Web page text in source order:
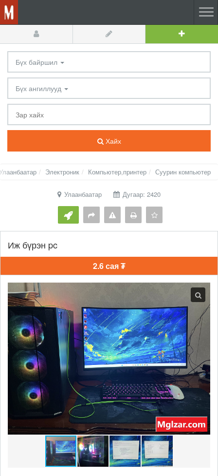
Бүх байршил
Бүх ангиллууд
Хайх
Электроник Компьютер,принтер Суурин компьютер
Улаанбаатар Дугаар: 2420
Иж бүрэн pc
2.6 сая ₮